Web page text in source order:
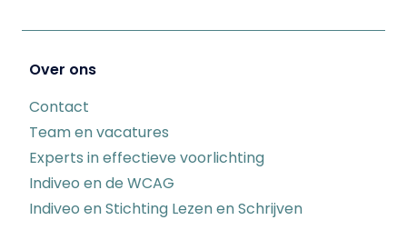
Over ons
Contact
Team en vacatures
Experts in effectieve voorlichting
Indiveo en de WCAG
Indiveo en Stichting Lezen en Schrijven